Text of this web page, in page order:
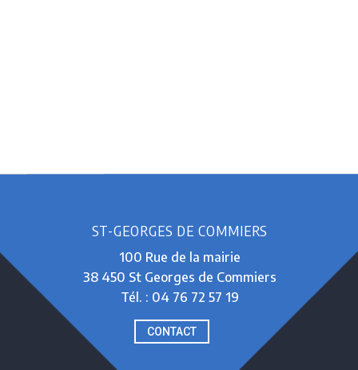
ST-GEORGES DE COMMIERS
100 Rue de la mairie
38 450 St Georges de Commiers
Tél. : 04 76 72 57 19
CONTACT